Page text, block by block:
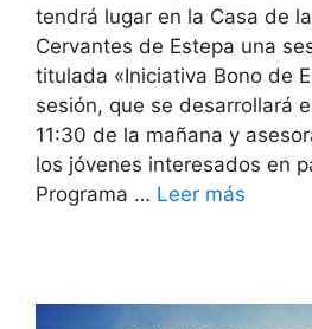
tendrá lugar en la Casa de
Cervantes de Estepa una
titulada «Iniciativa Bono de
sesión, que se desarrollará
11:30 de la mañana y
los jóvenes interesados en
Programa … Leer más